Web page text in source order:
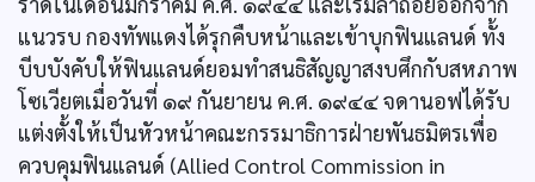
แนวรบ กองทัพแดงได้รุกคืบหน้าและเข้าบุกฟินแลนด์ ทั้ง
บีบบังคับให้ฟินแลนด์ยอมทำสนธิสัญญาสงบศึกกับสหภาพ
โซเวียตเมื่อวันที่ ๑๙ กันยายน ค.ศ. ๑๙๔๔ จดานอฟได้รับ
แต่งตั้งให้เป็นหัวหน้าคณะกรรมาธิการฝ่ายพันธมิตรเพื่อ
ควบคุมฟินแลนด์ (Allied Control Commission in